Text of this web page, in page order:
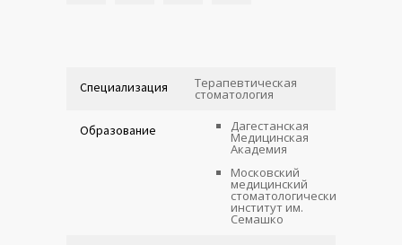
Специализация Терапевтическая
стоматология
Образование Дагестанская
Медицинская
Академия
Московский
медицинский
стоматологический
институт им.
Семашко